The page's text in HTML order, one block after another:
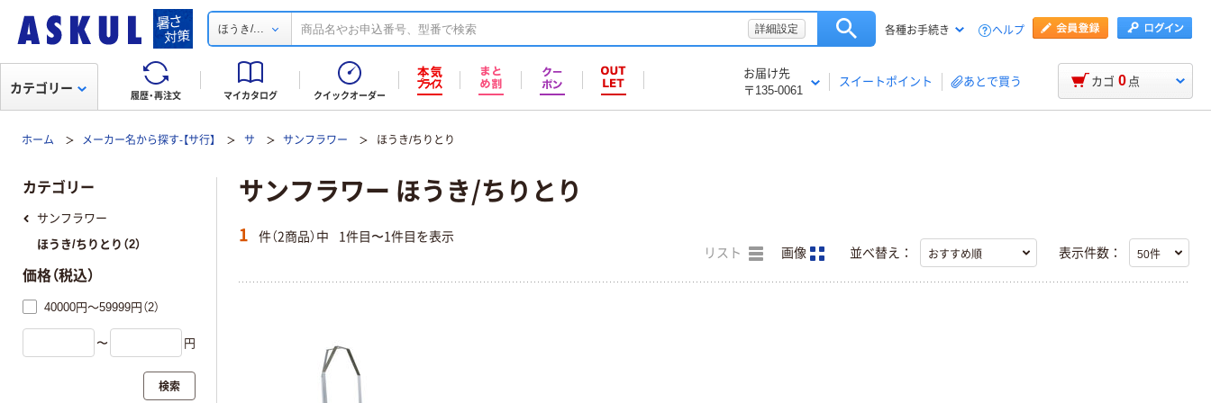
ほうき/... 詳細設定 各種お手続き ヘルプ
履歴・再注文 マイカタログ クイックオーダー
お届け先
〒135-0061
スイートポイント あとで買う
カテゴリー カゴ 0 点
ホーム メーカー名から探す-【サ行】 サ サンフラワー ほうき/ちりとり
サンフラワー ほうき/ちりとり
1 件（2商品）中 1件目〜1件目を表示
リスト 画像 並べ替え： 表示件数：
カテゴリー
サンフラワー
ほうき/ちりとり（2）
価格（税込）
40000円～59999円（2）
〜 円
検索